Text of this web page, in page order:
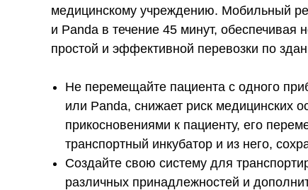
медицинскому учреждению. Мобильный
и Panda в течение 45 минут,
простой и эффективной перевозки по
Не перемещайте пациента с одного
или Panda, снижает риск медицинских
прикосновениями к пациенту, его
транспортный инкубатор и из него,
Создайте свою систему для
различных принадлежностей и